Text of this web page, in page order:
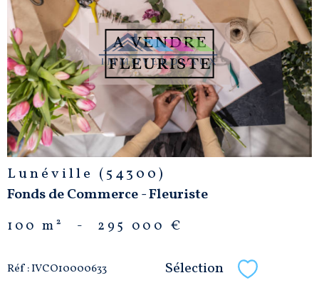
VOIR LE
BIEN
Lunéville (54300)
Fonds de Commerce - Fleuriste
100 m² - 295 000 €
Réf : IVCO10000633 Sélection